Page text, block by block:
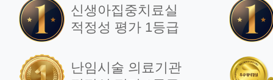
신생아집중치료실
적정성 평가 1등급
난임시술 의료기관